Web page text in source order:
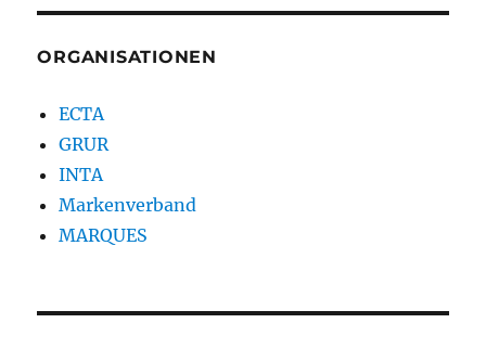
ORGANISATIONEN
ECTA
GRUR
INTA
Markenverband
MARQUES